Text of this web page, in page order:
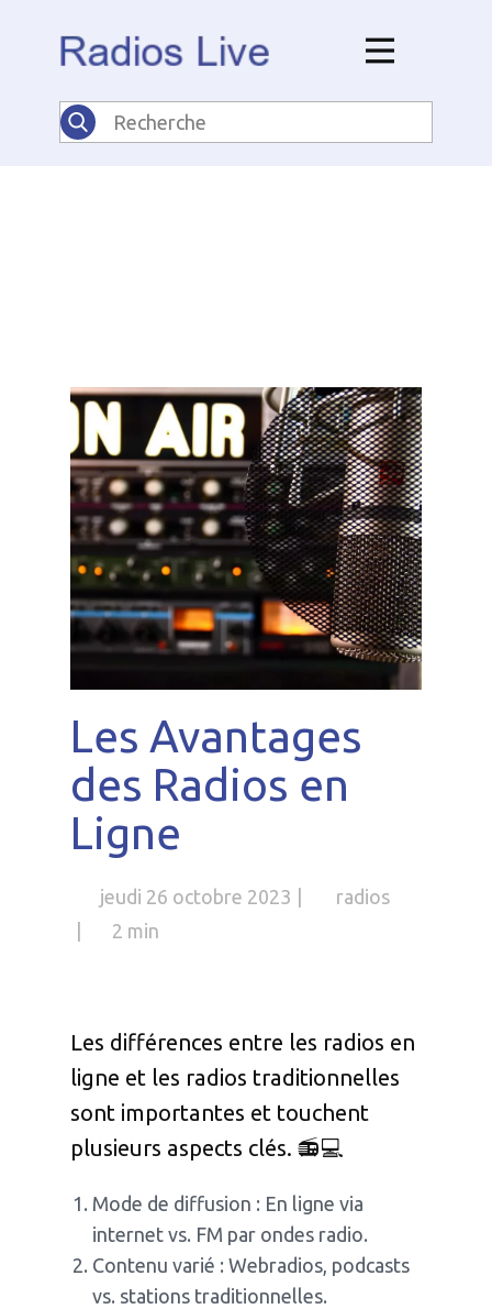
Les Avantages
des Radios en
Ligne
jeudi 26 octobre 2023
radios
2 min
Les différences entre les radios en
ligne et les radios traditionnelles
sont importantes et touchent
plusieurs aspects clés. 📻💻
Mode de diffusion : En ligne via
internet vs. FM par ondes radio.
Contenu varié : Webradios, podcasts
vs. stations traditionnelles.